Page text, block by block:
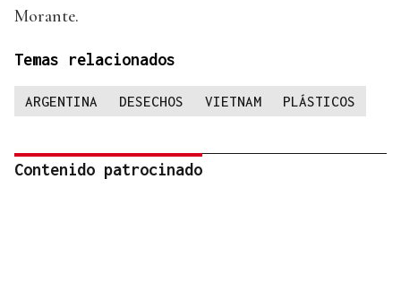
Morante.
Temas relacionados
ARGENTINA DESECHOS VIETNAM PLÁSTICOS
Contenido patrocinado